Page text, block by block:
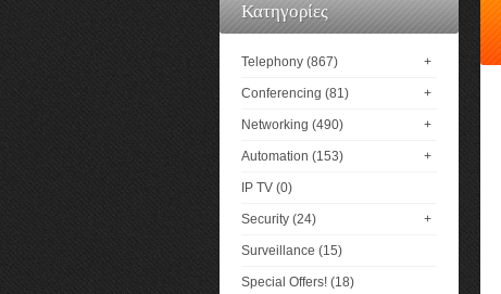
Κατηγορίες
Telephony (867) +
Conferencing (81) +
Networking (490) +
Automation (153) +
IP TV (0)
Security (24) +
Surveillance (15)
Special Offers! (18)